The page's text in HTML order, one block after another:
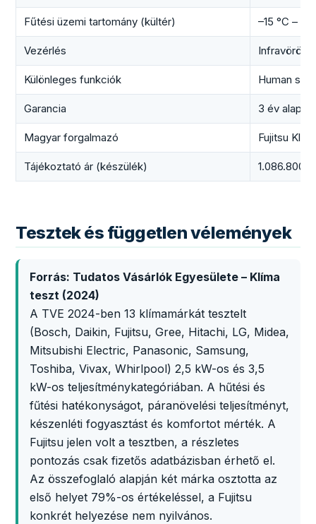
Fűtési üzemi tartomány (kültér) –15 °C –
Vezérlés Infravörös
Különleges funkciók Human
Garancia 3 év alap,
Magyar forgalmazó Fujitsu
Tájékoztató ár (készülék)
Tesztek és független vélemények
Forrás: Tudatos Vásárlók Egyesülete – Klíma
teszt (2024)
A TVE 2024-ben 13 klímamárkát tesztelt
(Bosch, Daikin, Fujitsu, Gree, Hitachi, LG, Midea,
Mitsubishi Electric, Panasonic, Samsung,
Toshiba, Vivax, Whirlpool) 2,5 kW-os és 3,5
kW-os teljesítménykategóriában. A hűtési és
fűtési hatékonyságot, páranövelési teljesítményt,
készenléti fogyasztást és komfortot mérték. A
Fujitsu jelen volt a tesztben, a részletes
pontozás csak fizetős adatbázisban érhető el.
Az összefoglaló alapján két márka osztotta az
első helyet 79%-os értékeléssel, a Fujitsu
konkrét helyezése nem nyilvános.